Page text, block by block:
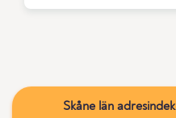
Skåne län